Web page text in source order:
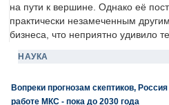
на пути к вершине. Однако её
практически незамеченным
бизнеса, что неприятно удивило
НАУКА
Вопреки прогнозам скептиков,
работе МКС - пока до 2030 года